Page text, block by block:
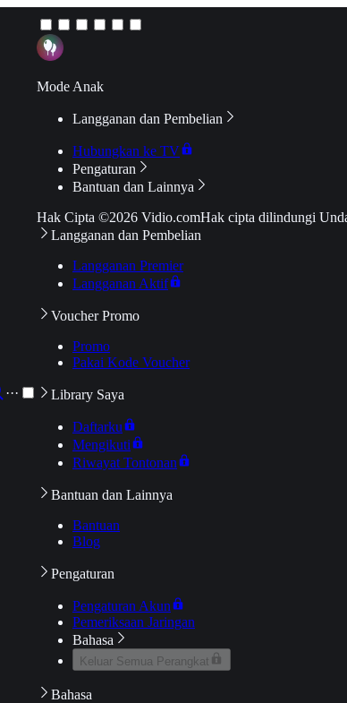
···
Mode Anak
Langganan dan Pembelian
Hubungkan ke TV
Pengaturan
Bantuan dan Lainnya
Hak Cipta ©2026 Vidio.comHak cipta dilindungi
Langganan dan Pembelian
Langganan Premier
Langganan Aktif
Voucher Promo
Promo
Pakai Kode Voucher
Library Saya
Daftarku
Mengikuti
Riwayat Tontonan
Bantuan dan Lainnya
Bantuan
Blog
Pengaturan
Pengaturan Akun
Pemeriksaan Jaringan
Bahasa
Keluar Semua Perangkat
Bahasa